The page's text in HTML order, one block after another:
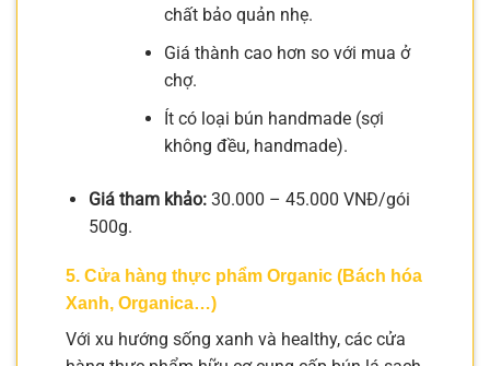
chất bảo quản nhẹ.
Giá thành cao hơn so với mua ở
chợ.
Ít có loại bún handmade (sợi
không đều, handmade).
Giá tham khảo:30.000 – 45.000 VNĐ/gói
500g.
5. Cửa hàng thực phẩm Organic (Bách hóa
Xanh, Organica…)
Với xu hướng sống xanh và healthy, các cửa